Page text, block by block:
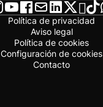
Política de privacidad
Aviso legal
Política de cookies
Configuración de cookies
Contacto